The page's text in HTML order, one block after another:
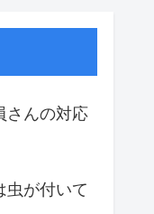
さんの対応
虫が付いて